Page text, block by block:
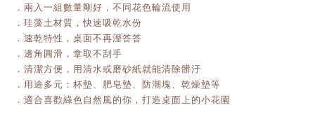
．兩入一組數量剛好，不同花色輪流使用
．珪藻土材質，快速吸乾水份
．速乾特性，桌面不再溼答答
．邊角圓滑，拿取不刮手
．清潔方便，用清水或磨砂紙就能清除髒汙
．用途多元：杯墊、肥皂墊、防潮塊、乾燥墊等
．適合喜歡綠色自然風的你，打造桌面上的小花園